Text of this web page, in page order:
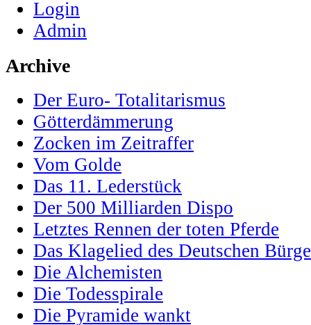
Login
Admin
Archive
Der Euro- Totalitarismus
Götterdämmerung
Zocken im Zeitraffer
Vom Golde
Das 11. Lederstück
Der 500 Milliarden Dispo
Letztes Rennen der toten Pferde
Das Klagelied des Deutschen
Die Alchemisten
Die Todesspirale
Die Pyramide wankt